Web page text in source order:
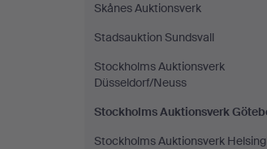
Skånes Auktionsverk
Stadsauktion Sundsvall
Stockholms Auktionsverk
Düsseldorf/Neuss
Stockholms Auktionsverk
Stockholms Auktionsverk